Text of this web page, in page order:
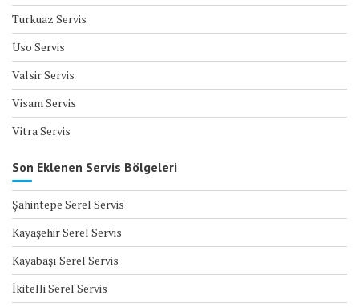
Turkuaz Servis
Üso Servis
Valsir Servis
Visam Servis
Vitra Servis
Son Eklenen Servis Bölgeleri
Şahintepe Serel Servis
Kayaşehir Serel Servis
Kayabaşı Serel Servis
İkitelli Serel Servis